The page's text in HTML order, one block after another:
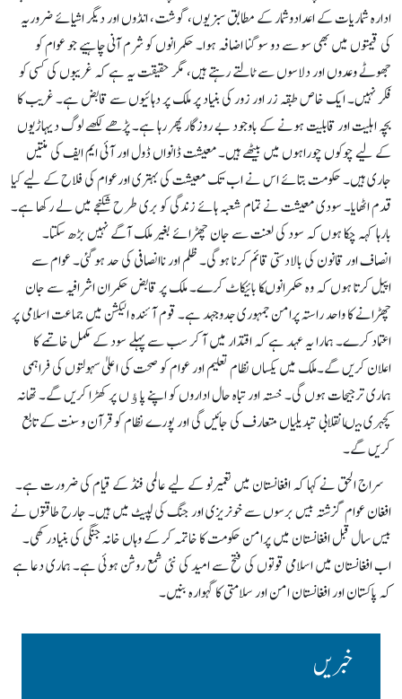
ادارہ شماریات کے اعدادوشمار کے مطابق سبزیوں، گوشت، انڈوں اور دیگر اشیائے ضروریہ
کی قیمتوں میں بھی سو سے دو سو گنا اضافہ ہوا۔ حکمرانوں کو شرم آنی چاہیے جو عوام کو
جھوٹے وعدوں اور دلاسوں سے ٹالتے رہتے ہیں، مگر حقیقت یہ ہے کہ غریبوں کی کسی کو
فکر نہیں۔ ایک خاص طبقہ زر اور زور کی بنیاد پر ملک پر دہائیوں سے قابض ہے۔ غریب کا
بچہ اہلیت اور قابلیت ہونے کے باوجود بے روزگار پھر رہا ہے۔ پڑھے لکھے لوگ دیہاڑیوں
کے لیے چوکوں چوراہوں میں بیٹھے ہیں۔ معیشت ڈانواں ڈول اور آئی ایم ایف کی منتیں
جاری ہیں۔ حکومت بتائے اس نے اب تک معیشت کی بہتری اورعوام کی فلاح کے لیے کیا
قدم اٹھایا۔ سودی معیشت نے تمام شعبہ ہائے زندگی کو بری طرح شکنجے میں لے رکھا ہے۔
بارہا کہہ چکا ہوں کہ سود کی لعنت سے جان چھڑائے بغیر ملک آگے نہیں بڑھ سکتا۔
انصاف اور قانون کی بالادستی قائم کرنا ہو گی۔ ظلم اور ناانصافی کی حد ہو گئی۔ عوام سے
اپیل کرتا ہوں کہ وہ حکمرانوںکا بائیکاٹ کرے۔ ملک پر قابض حکمران اشرافیہ سے جان
چھڑانے کا واحد راستہ پرامن جمہوری جدوجہد ہے۔ قوم آئندہ الیکشن میں جماعت اسلامی پر
اعتماد کرے۔ ہمارا یہ عہد ہے کہ اقتدار میں آ کر سب سے پہلے سود کے مکمل خاتمے کا
اعلان کریں گے۔ملک میں یکساں نظام تعلیم اور عوام کو صحت کی اعلیٰ سہولتوں کی فراہمی
ہماری ترجیحات ہوں گی۔ خستہ اور تباہ حال اداروں کو اپنے پاﺅں پر کھڑا کریں گے۔ تھانہ
کچہری میںانقلابی تبدیلیاں متعارف کی جائیں گی اور پورے نظام کو قرآن و سنت کے تابع
کریں گے۔
سراج الحق نے کہا کہ افغانستان میں تعمیرنو کے لیے عالمی فنڈ کے قیام کی ضرورت ہے۔
افغان عوام گزشتہ بیس برسوں سے خونریزی اور جنگ کی لپیٹ میں ہیں۔ جارح طاقتوں نے
بیس سال قبل افغانستان میں پرامن حکومت کا خاتمہ کر کے وہاں خانہ جنگی کی بنیادرکھی۔
اب افغانستان میں اسلامی قوتوں کی فتح سے امید کی نئی شمع روشن ہوئی ہے۔ ہماری دعا ہے
کہ پاکستان اور افغانستان امن اور سلامتی کا گہوارہ بنیں۔
خبریں